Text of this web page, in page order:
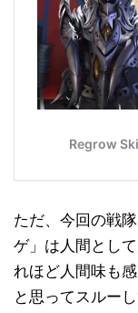
ただ、今回の戦
ゲ」は人間とし
れほど人間味も
と思ってスルー